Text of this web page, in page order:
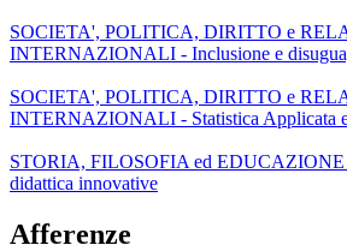
SOCIETA', POLITICA, DIRITTO e
INTERNAZIONALI - Inclusione e
SOCIETA', POLITICA, DIRITTO e
INTERNAZIONALI - Statistica Applicata
STORIA, FILOSOFIA ed EDUCAZIONE
didattica innovative
Afferenze